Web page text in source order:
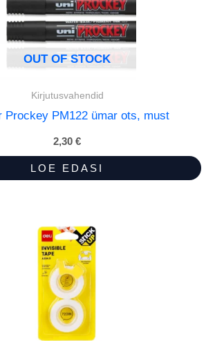
OUT OF STOCK
Kirjutusvahendid
Prockey PM122 ümar ots, must
2,30 €
LOE EDASI